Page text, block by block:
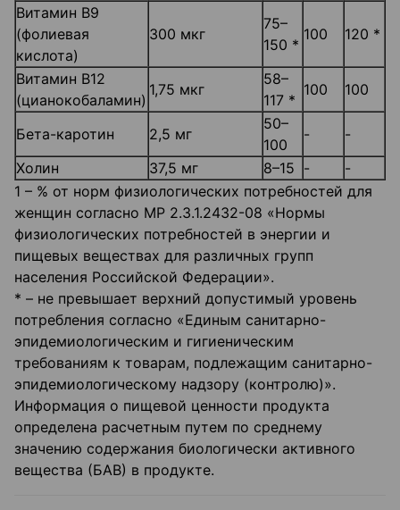
Витамин В9
(фолиевая
кислота)
300 мкг
75–
150 *
100 120 *
Витамин В12
(цианокобаламин)
1,75 мкг
58–
117 *
100 100
Бета-каротин 2,5 мг
50–
100
-
-
Холин
37,5 мг 8–15 -
-
1 – % от норм физиологических потребностей для
женщин согласно МР 2.3.1.2432-08 «Нормы
физиологических потребностей в энергии и
пищевых веществах для различных групп
населения Российской Федерации».
* – не превышает верхний допустимый уровень
потребления согласно «Единым санитарно-
эпидемиологическим и гигиеническим
требованиям к товарам, подлежащим санитарно-
эпидемиологическому надзору (контролю)».
Информация о пищевой ценности продукта
определена расчетным путем по среднему
значению содержания биологически активного
вещества (БАВ) в продукте.